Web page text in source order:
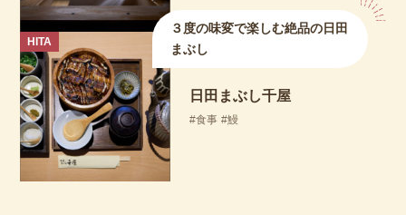
HITA
３度の味変で楽しむ絶品の日田
まぶし
日田まぶし千屋
食事 鰻